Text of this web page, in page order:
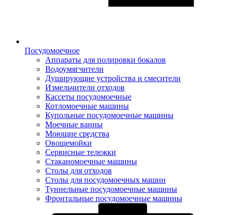
Посудомоечное
Аппараты для полировки бокалов
Водоумягчители
Душирующие устройства и смесители
Измельчители отходов
Кассеты посудомоечные
Котломоечные машины
Купольные посудомоечные машины
Моечные ванны
Моющие средства
Овощемойки
Сервисные тележки
Стаканомоечные машины
Столы для отходов
Столы для посудомоечных машин
Туннельные посудомоечные машины
Фронтальные посудомоечные машины